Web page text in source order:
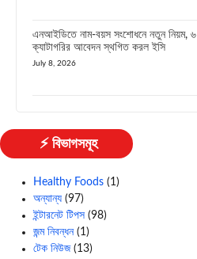
এনআইডিতে নাম-বয়স সংশোধনে নতুন নিয়ম, ৬
ক্যাটাগরির আবেদন স্থগিত করল ইসি
July 8, 2026
⚡ বিভাগসমূহ
Healthy Foods (1)
অন্যান্য (97)
ইন্টারনেট টিপস (98)
জন্ম নিবন্ধন(1)
টেক নিউজ(13)